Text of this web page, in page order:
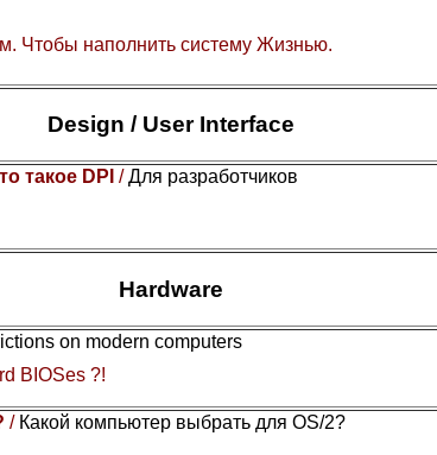
Чтобы наполнить систему Жизнью.
Design / User Interface
такое DPI /Для разработчиков
Hardware
on modern computers
BIOSes ?!
/ Какой компьютер выбрать для OS/2?